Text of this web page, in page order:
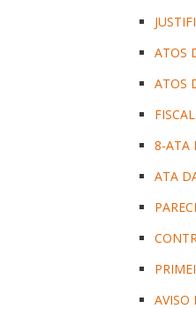
ATOS
ATOS
8-ATA
ATA
AVISO